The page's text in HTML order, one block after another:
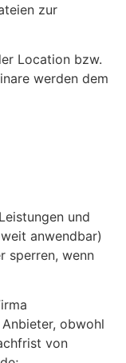
zur
Location bzw.
werden dem
und
anwendbar)
sperren, wenn
obwohl
von